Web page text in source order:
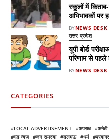
स्कूलों में
अभिभावकों पर
BYNEWS DESK
उत्तर प्रदेश
यूपी बोर्ड
परिणाम से पहले
BYNEWS DESK
CATEGORIES
LOCAL ADVERTISEMENT अपराध अमेठी
गुड न्यूज़
जन समस्या डलमऊ धर्म